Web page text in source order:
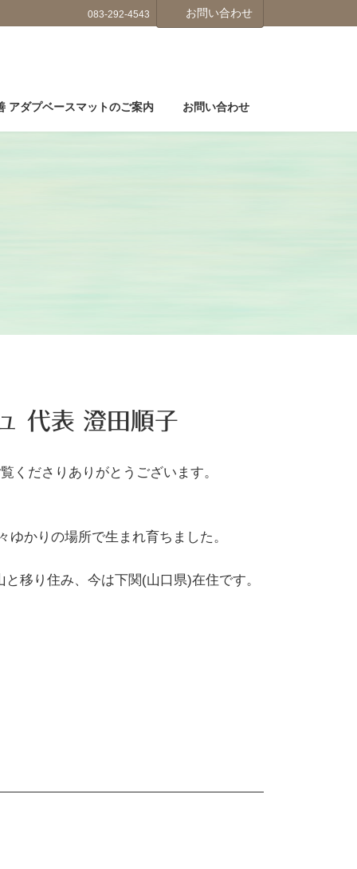
083-292-4543 お問い合わせ
アダプベースマットのご案内 お問い合わせ
代表 澄田順子
くださりありがとうございます。
かりの場所で生まれ育ちました。
移り住み、今は下関(山口県)在住です。